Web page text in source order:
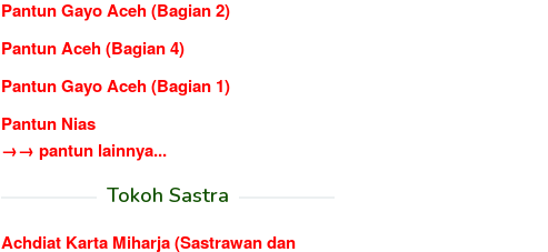
Pantun Gayo Aceh (Bagian 2)
Pantun Aceh (Bagian 4)
Pantun Gayo Aceh (Bagian 1)
Pantun Nias
→→ pantun lainnya...
Tokoh Sastra
Achdiat Karta Miharja (Sastrawan dan